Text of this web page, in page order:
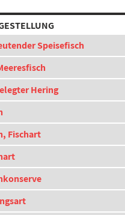
Speisefisch
Hering
Fischart